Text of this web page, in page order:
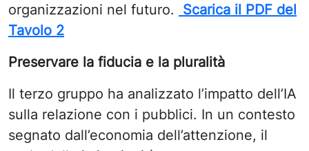
organizzazioni nel futuro.
Scarica il PDF del
Tavolo 2
Preservare la fiducia e la pluralità
Il terzo gruppo ha analizzato l’impatto dell’IA
sulla relazione con i pubblici. In un contesto
segnato dall’economia dell’attenzione, il